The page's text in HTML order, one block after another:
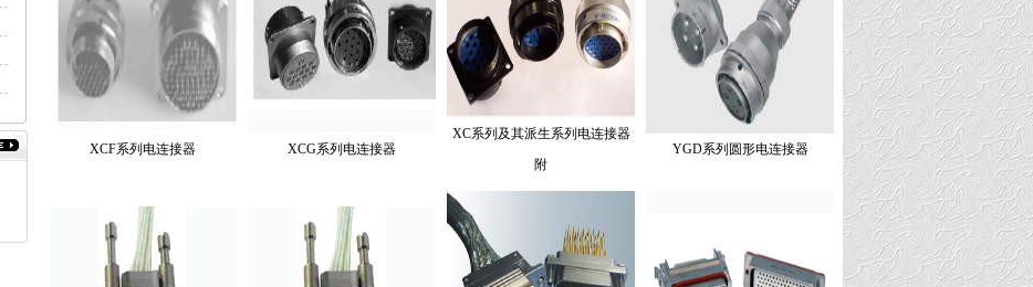
XCF系列电连接器 XCG系列电连接器
XC系列及其派生系列电连接器
附
YGD系列圆形电连接器